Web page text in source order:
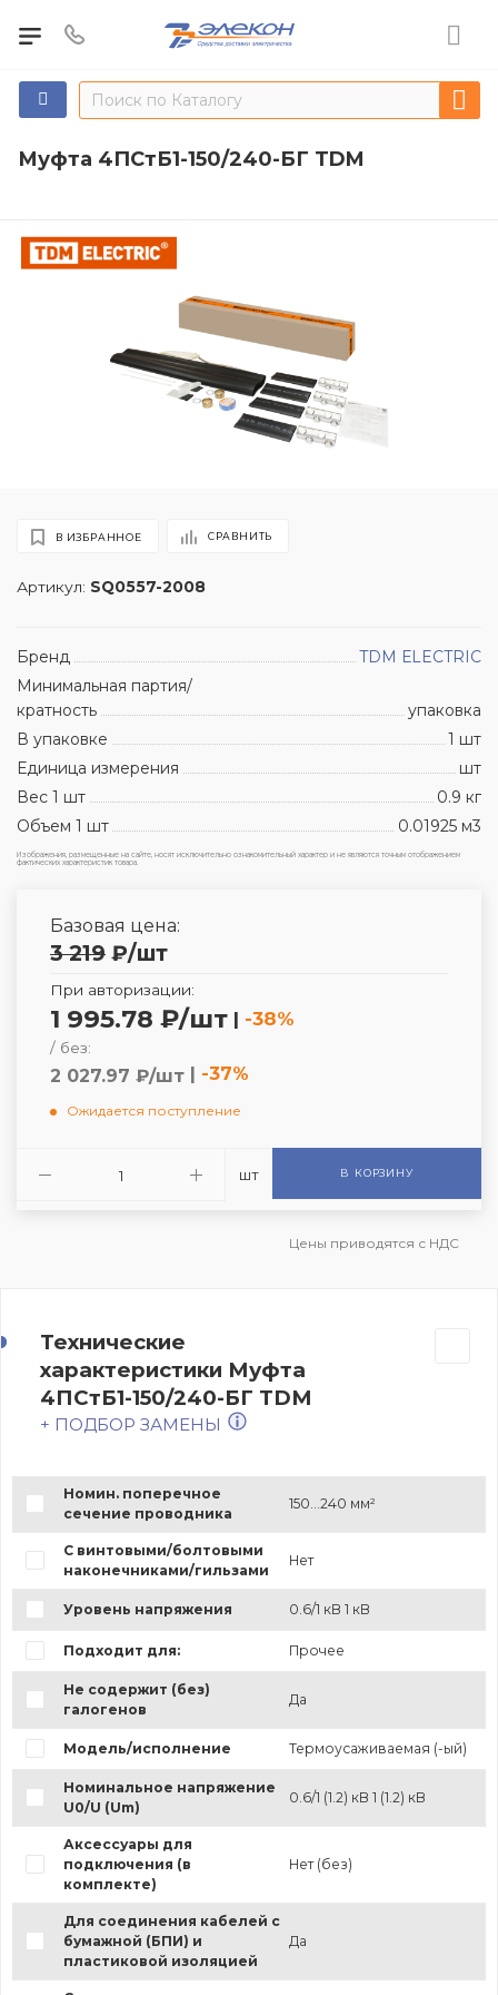
Муфта 4ПСтБ1-150/240-БГ TDM
Артикул: SQ0557-2008
В ИЗБРАННОЕ СРАВНИТЬ
Бренд
TDM ЕLECTRIC
Минимальная партия/
кратность
упаковка
В упаковке
1 шт
Единица измерения
шт
Вес 1 шт
0.9 кг
Объем 1 шт
0.01925 м3
Изображения, размещенные на сайте, носят исключительно ознакомительный характер и не являются точным отображением
фактических характеристик товара.
Базовая цена:
3 219 ₽/шт
При авторизации:
1 995.78 ₽/шт | -38%
/ без:
2 027.97 ₽/шт -37%
Ожидается поступление
шт В КОРЗИНУ
Цены приводятся с НДС
Технические
характеристики Муфта
4ПСтБ1-150/240-БГ TDM
+ ПОДБОР ЗАМЕНЫ
Номин. поперечное
сечение проводника
150...240 мм²
С винтовыми/болтовыми
наконечниками/гильзами
Нет
Уровень напряжения 0.6/1 кВ 1 кВ
Подходит для: Прочее
Не содержит (без)
галогенов
Да
Модель/исполнение Термоусаживаемая (-ый)
Номинальное напряжение
U0/U (Um)
0.6/1 (1.2) кВ 1 (1.2) кВ
Аксессуары для
подключения (в
комплекте)
Нет (без)
Для соединения кабелей с
бумажной (БПИ) и
пластиковой изоляцией
Да